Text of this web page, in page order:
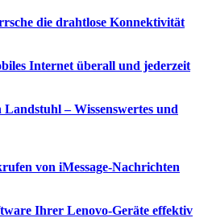
die drahtlose Konnektivität
Internet überall und jederzeit
– Wissenswertes und
von iMessage-Nachrichten
Ihrer Lenovo-Geräte effektiv